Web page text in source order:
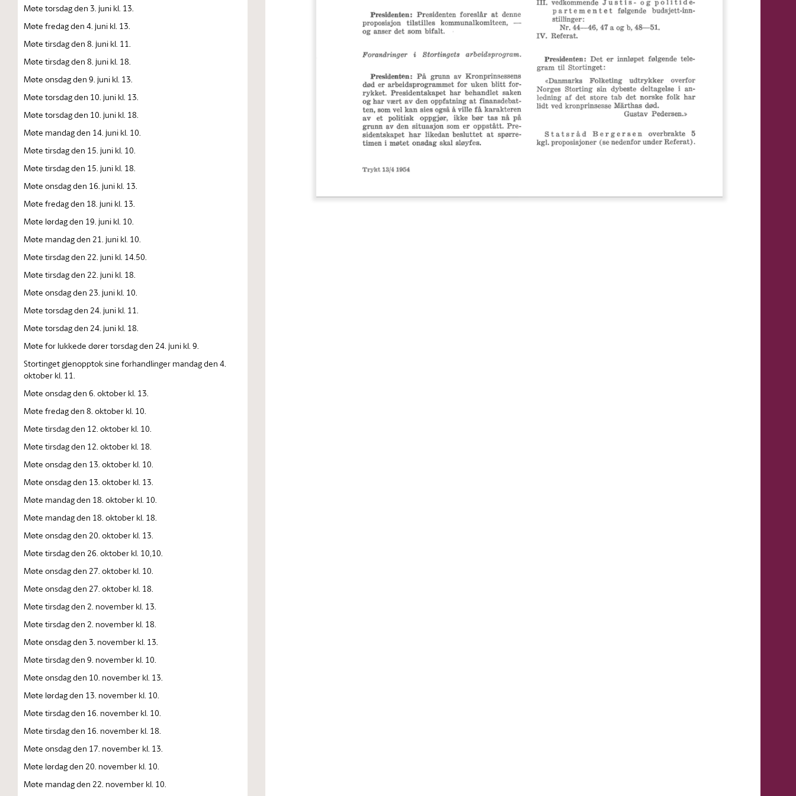
Møte torsdag den 3. juni kl. 13.
Møte fredag den 4. juni kl. 13.
Møte tirsdag den 8. juni kl. 11.
Møte tirsdag den 8. juni kl. 18.
Møte onsdag den 9. juni kl. 13.
Møte torsdag den 10. juni kl. 13.
Møte torsdag den 10. juni kl. 18.
Møte mandag den 14. juni kl. 10.
Møte tirsdag den 15. juni kl. 10.
Møte tirsdag den 15. juni kl. 18.
Møte onsdag den 16. juni kl. 13.
Møte fredag den 18. juni kl. 13.
Møte lørdag den 19. juni kl. 10.
Møte mandag den 21. juni kl. 10.
Møte tirsdag den 22. juni kl. 14.50.
Møte tirsdag den 22. juni kl. 18.
Møte onsdag den 23. juni kl. 10.
Møte torsdag den 24. juni kl. 11.
Møte torsdag den 24. juni kl. 18.
Møte for lukkede dører torsdag den 24. juni kl. 9.
Stortinget gjenopptok sine forhandlinger mandag den 4.
oktober kl. 11.
Møte onsdag den 6. oktober kl. 13.
Møte fredag den 8. oktober kl. 10.
Møte tirsdag den 12. oktober kl. 10.
Møte tirsdag den 12. oktober kl. 18.
Møte onsdag den 13. oktober kl. 10.
Møte onsdag den 13. oktober kl. 13.
Møte mandag den 18. oktober kl. 10.
Møte mandag den 18. oktober kl. 18.
Møte onsdag den 20. oktober kl. 13.
Møte tirsdag den 26. oktober kl. 10,10.
Møte onsdag den 27. oktober kl. 10.
Møte onsdag den 27. oktober kl. 18.
Møte tirsdag den 2. november kl. 13.
Møte tirsdag den 2. november kl. 18.
Møte onsdag den 3. november kl. 13.
Møte tirsdag den 9. november kl. 10.
Møte onsdag den 10. november kl. 13.
Møte lørdag den 13. november kl. 10.
Møte tirsdag den 16. november kl. 10.
Møte tirsdag den 16. november kl. 18.
Møte onsdag den 17. november kl. 13.
Møte lørdag den 20. november kl. 10.
Møte mandag den 22. november kl. 10.